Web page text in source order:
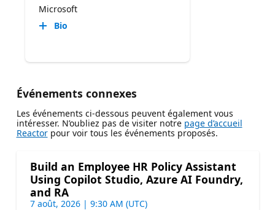
Microsoft
Bio
Événements connexes
Les événements ci-dessous peuvent également vous
intéresser. N’oubliez pas de visiter notre page d’accueil
Reactorpour voir tous les événements proposés.
Build an Employee HR Policy Assistant
Using Copilot Studio, Azure AI Foundry,
and RA
7 août, 2026 | 9:30 AM (UTC)